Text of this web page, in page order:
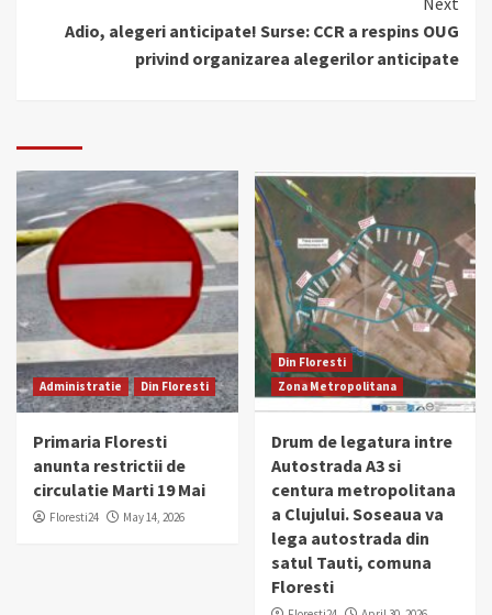
Adio, alegeri anticipate! Surse: CCR a respins OUG
privind organizarea alegerilor anticipate
Administratie Din Floresti
Primaria Floresti
anunta restrictii de
circulatie Marti 19 Mai
Floresti24 May 14, 2026
Din Floresti
Zona Metropolitana
Drum de legatura intre
Autostrada A3 si
centura metropolitana
a Clujului. Soseaua va
lega autostrada din
satul Tauti, comuna
Floresti